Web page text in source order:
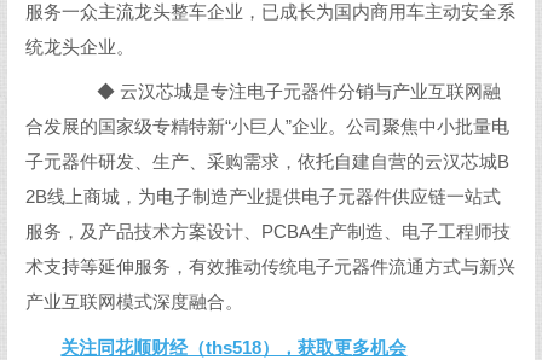
服务一众主流龙头整车企业，已成长为国内商用车主动安全系
统龙头企业。
◆ 云汉芯城是专注电子元器件分销与产业互联网融
合发展的国家级专精特新“小巨人”企业。公司聚焦中小批量电
子元器件研发、生产、采购需求，依托自建自营的云汉芯城B
2B线上商城，为电子制造产业提供电子元器件供应链一站式
服务，及产品技术方案设计、PCBA生产制造、电子工程师技
术支持等延伸服务，有效推动传统电子元器件流通方式与新兴
产业互联网模式深度融合。
关注同花顺财经（ths518），获取更多机会